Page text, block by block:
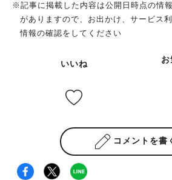
※記事に掲載した内容は公開日時点の情
がありますので、お出かけ、サービス
情報の確認をしてください
いいね
コメントを書